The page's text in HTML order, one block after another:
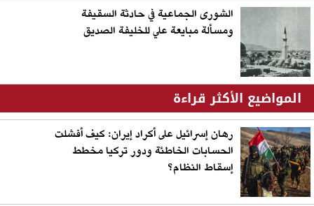
الشورى الجماعية في حادثة السقيفة
ومسألة مبايعة علي للخليفة الصديق
المواضيع الأكثر قراءة
رهان إسرائيل على أكراد إيران: كيف أفشلت
الحسابات الخاطئة ودور تركيا مخطط
إسقاط النظام؟